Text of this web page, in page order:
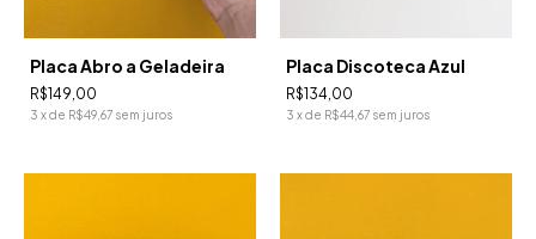
Placa Abro a Geladeira
R$149,00
3 xde R$49,67 sem juros
Placa Discoteca Azul
R$134,00
3 xde R$44,67 sem juros